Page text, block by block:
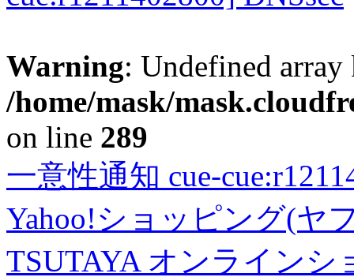
Warning: Undefined
/home/mask/
on line 289
一意性通知 cue-
Yahoo!ショッピング(ヤ
TSUTAYA オンラインシ